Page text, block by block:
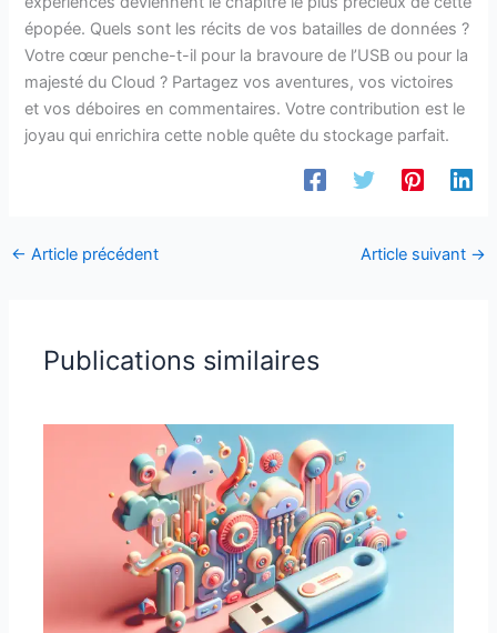
épopée. Quels sont les récits de vos batailles de données ?
Votre cœur penche-t-il pour la bravoure de l’USB ou pour la
majesté du Cloud ? Partagez vos aventures, vos victoires
et vos déboires en commentaires. Votre contribution est le
joyau qui enrichira cette noble quête du stockage parfait.
← Article précédent Article suivant →
Publications similaires